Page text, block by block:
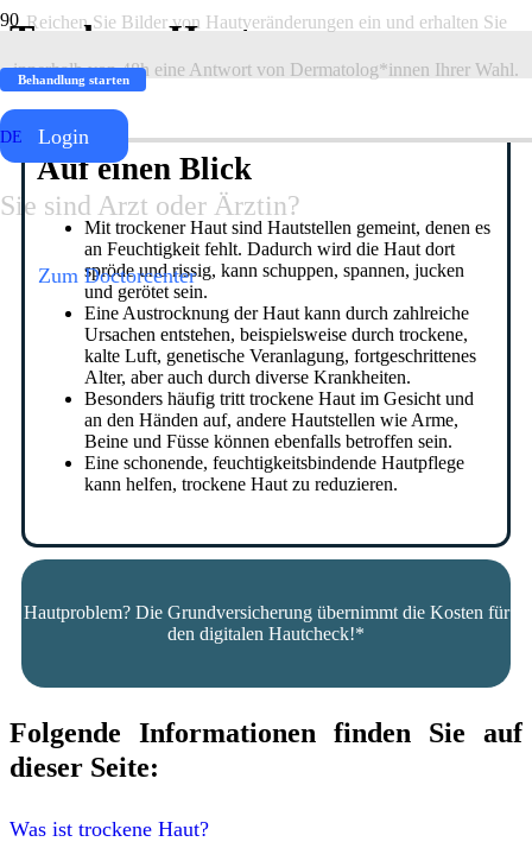
Reichen Sie Bilder von Hautveränderungen ein und erhalten Sie
innerhalb von 48h eine Antwort von Dermatolog*innen Ihrer Wahl.
Login
Sie sind Arzt oder Ärztin?
Zum Doctorcenter
Behandlung starten
DE
Trockene Haut
Auf einen Blick
Mit trockener Haut sind Hautstellen gemeint, denen es
an Feuchtigkeit fehlt. Dadurch wird die Haut dort
spröde und rissig, kann schuppen, spannen, jucken
und gerötet sein.
Eine Austrocknung der Haut kann durch zahlreiche
Ursachen entstehen, beispielsweise durch trockene,
kalte Luft, genetische Veranlagung, fortgeschrittenes
Alter, aber auch durch diverse Krankheiten.
Besonders häufig tritt trockene Haut im Gesicht und
an den Händen auf, andere Hautstellen wie Arme,
Beine und Füsse können ebenfalls betroffen sein.
Eine schonende, feuchtigkeitsbindende Hautpflege
kann helfen, trockene Haut zu reduzieren.
Hautproblem? Die Grundversicherung übernimmt die Kosten für
den digitalen Hautcheck!*
Folgende Informationen finden Sie auf
dieser Seite:
Was ist trockene Haut?